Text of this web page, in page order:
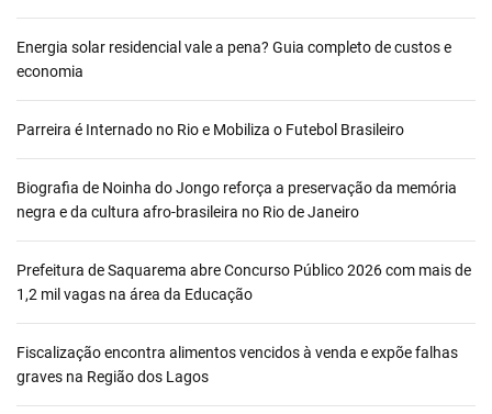
Energia solar residencial vale a pena? Guia completo de custos e
economia
Parreira é Internado no Rio e Mobiliza o Futebol Brasileiro
Biografia de Noinha do Jongo reforça a preservação da memória
negra e da cultura afro-brasileira no Rio de Janeiro
Prefeitura de Saquarema abre Concurso Público 2026 com mais de
1,2 mil vagas na área da Educação
Fiscalização encontra alimentos vencidos à venda e expõe falhas
graves na Região dos Lagos